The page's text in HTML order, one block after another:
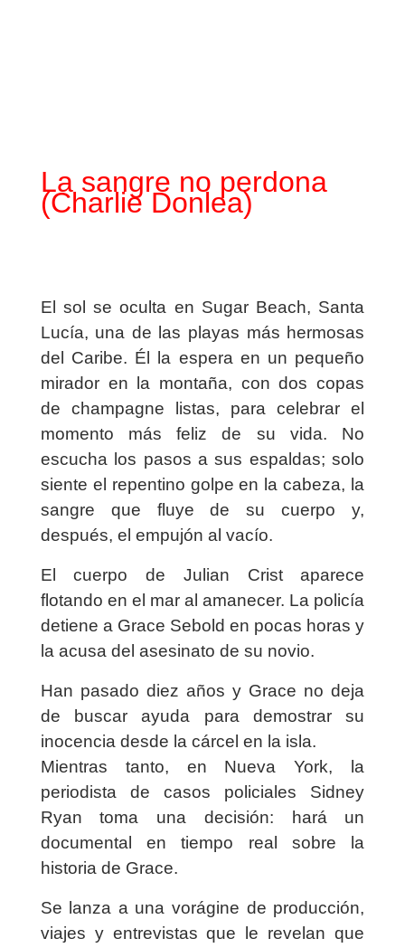
La sangre no perdona
(Charlie Donlea)
El sol se oculta en Sugar Beach, Santa
Lucía, una de las playas más hermosas
del Caribe. Él la espera en un pequeño
mirador en la montaña, con dos copas
de champagne listas, para celebrar el
momento más feliz de su vida. No
escucha los pasos a sus espaldas; solo
siente el repentino golpe en la cabeza, la
sangre que fluye de su cuerpo y,
después, el empujón al vacío.
El cuerpo de Julian Crist aparece
flotando en el mar al amanecer. La policía
detiene a Grace Sebold en pocas horas y
la acusa del asesinato de su novio.
Han pasado diez años y Grace no deja
de buscar ayuda para demostrar su
inocencia desde la cárcel en la isla.
Mientras tanto, en Nueva York, la
periodista de casos policiales Sidney
Ryan toma una decisión: hará un
documental en tiempo real sobre la
historia de Grace.
Se lanza a una vorágine de producción,
viajes y entrevistas que le revelan que